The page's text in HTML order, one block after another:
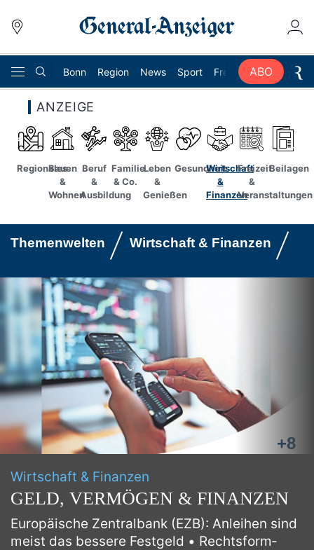
Bonn Region News Sport Freizeit Ratgeber
ABO
Suche abbrechen
ANZEIGE
Regionales
Bauen
&
Wohnen
Beruf
&
Ausbildung
Familie
& Co.
Leben
&
Genießen
GesundheitWirtschaft
&
Finanzen
Freizeit
&
Veranstaltungen
Beilagen
Themenwelten Wirtschaft & Finanzen
+8
Wirtschaft & Finanzen
GELD, VERMÖGEN & FINANZEN
Euro­päi­sche Zentral­bank (EZB): Anleihen sind
meist das bessere Fest­geld
Rechts­form­